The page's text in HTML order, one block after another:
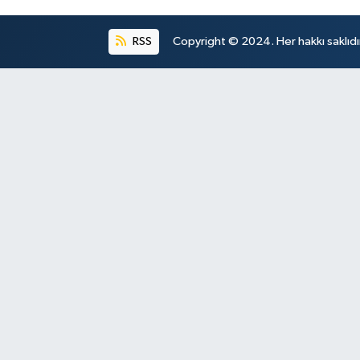
RSS Copyright © 2024. Her hakkı